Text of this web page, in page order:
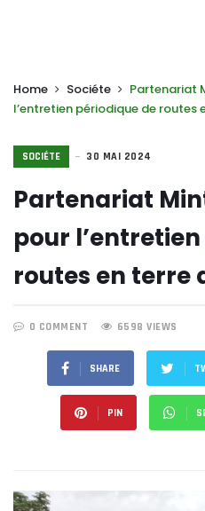
Home Sociéte
Partenariat
l’entretien périodique de routes
SOCIÉTE 30 MAI 2024
Partenariat
pour
routes en terre
0 COMMENT 6598 VIEWS
SHARE
PIN